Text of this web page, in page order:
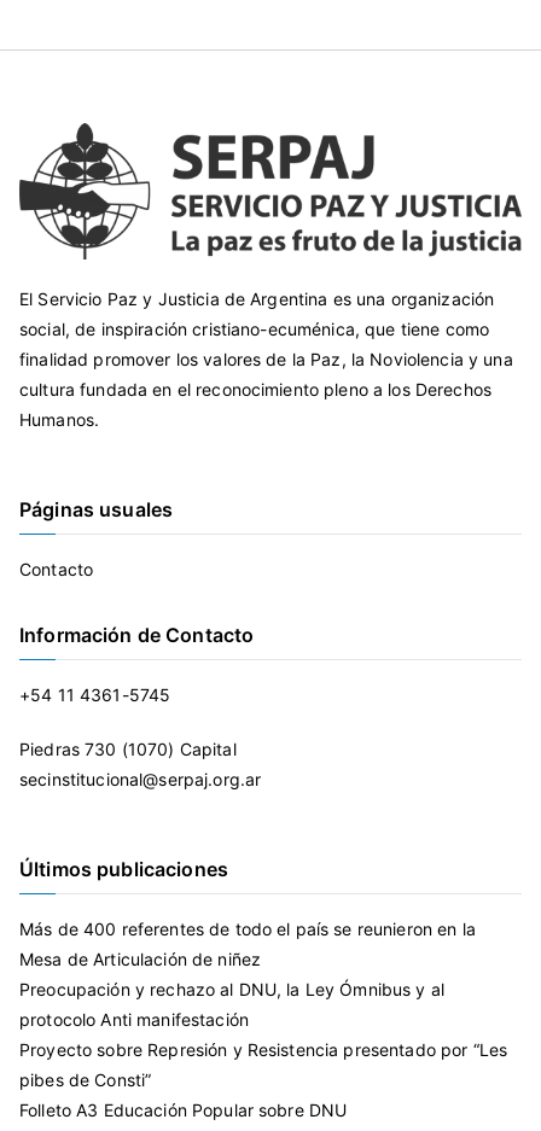
El Servicio Paz y Justicia de Argentina es una organización
social, de inspiración cristiano-ecuménica, que tiene como
finalidad promover los valores de la Paz, la Noviolencia y una
cultura fundada en el reconocimiento pleno a los Derechos
Humanos.
Páginas usuales
Contacto
Información de Contacto
+54 11 4361-5745
Piedras 730 (1070) Capital
secinstitucional@serpaj.org.ar
Últimos publicaciones
Más de 400 referentes de todo el país se reunieron en la
Mesa de Articulación de niñez
Preocupación y rechazo al DNU, la Ley Ómnibus y al
protocolo Anti manifestación
Proyecto sobre Represión y Resistencia presentado por “Les
pibes de Consti”
Folleto A3 Educación Popular sobre DNU